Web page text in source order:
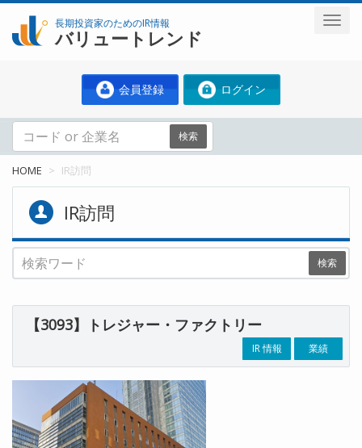
長期投資家のためのIR情報
バリュートレンド
会員登録 ログイン
検索
HOME IR訪問
IR訪問
検索
【3093】トレジャー・ファクトリー
IR 情報 業績